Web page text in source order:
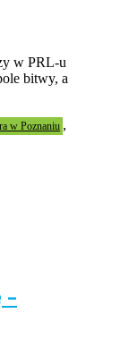
w PRL-u
bitwy, a
w Poznaniu ,